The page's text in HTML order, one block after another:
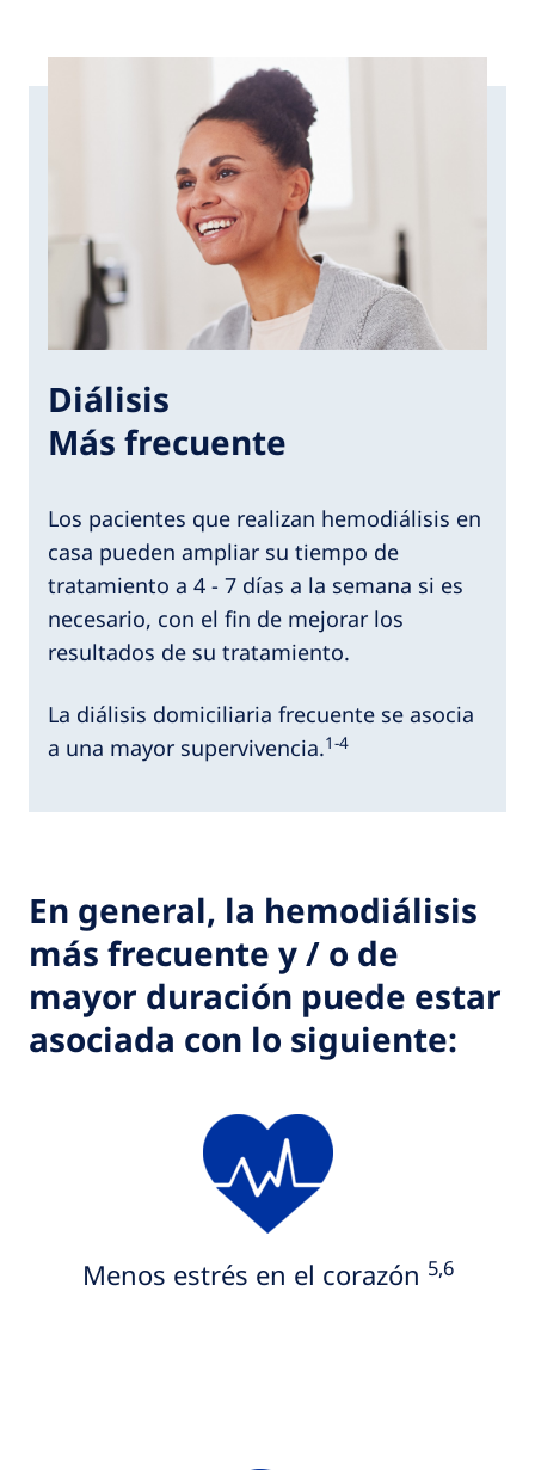
Diálisis
Más frecuente
Los pacientes que realizan hemodiálisis en
casa pueden ampliar su tiempo de
tratamiento a 4 - 7 días a la semana si es
necesario, con el fin de mejorar los
resultados de su tratamiento.
La diálisis domiciliaria frecuente se asocia
a una mayor supervivencia.1-4
En general, la hemodiálisis
más frecuente y / o de
mayor duración puede estar
asociada con lo siguiente:
Menos estrés en el corazón 5,6